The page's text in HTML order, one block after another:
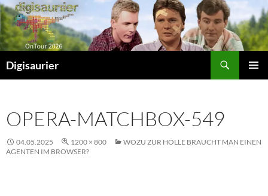
Zum
Inhalt
springen
Digisaurier
OPERA-MATCHBOX-549
04.05.2025 1200 × 800
WOZU ZUR HÖLLE BRAUCHT MAN EINEN
AGENTEN IM BROWSER?